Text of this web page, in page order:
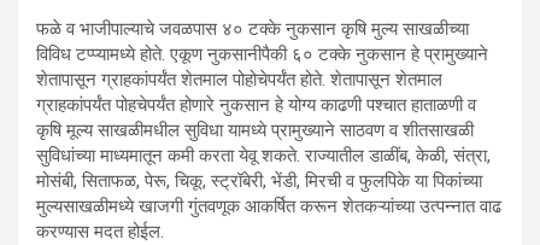
फळे व भाजीपाल्याचे जवळपास ४० टक्के नुकसान कृषि मुल्य साखळीच्या
विविध टप्प्यामध्ये होते. एकूण नुकसानीपैकी ६० टक्के नुकसान हे प्रामुख्याने
शेतापासून ग्राहकांपर्यंत शेतमाल पोहोचेपर्यंत होते. शेतापासून शेतमाल
ग्राहकांपर्यंत पोहचेपर्यंत होणारे नुकसान हे योग्य काढणी पश्चात हाताळणी व
कृषि मूल्य साखळीमधील सुविधा यामध्ये प्रामुख्याने साठवण व शीतसाखळी
सुविधांच्या माध्यमातून कमी करता येवू शकते. राज्यातील डाळींब, केळी, संत्रा,
मोसंबी, सिताफळ, पेरू, चिकू, स्ट्रॉबेरी, भेंडी, मिरची व फुलपिके या पिकांच्या
मुल्यसाखळीमध्ये खाजगी गुंतवणूक आकर्षित करून शेतकऱ्यांच्या उत्पन्नात वाढ
करण्यास मदत होईल.